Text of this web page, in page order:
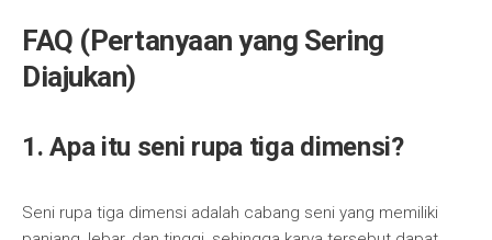
FAQ (Pertanyaan yang Sering
Diajukan)
1. Apa itu seni rupa tiga dimensi?
Seni rupa tiga dimensi adalah cabang seni yang memiliki